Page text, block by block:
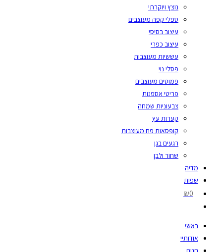
נוצץ ויוקרתי
ספלי קפה מעוצבים
עיצוב בסיסי
עיצוב כפרי
עששיות מעוצבות
פסלי נוי
פמוטים מעוצבים
פריטי אספנות
צבעוניות שמחה
קערות עץ
קופסאות פח מעוצבות
רגעים בגן
שחור ולבן
מדיה
שפות
₪0
ראשי
אודותיי